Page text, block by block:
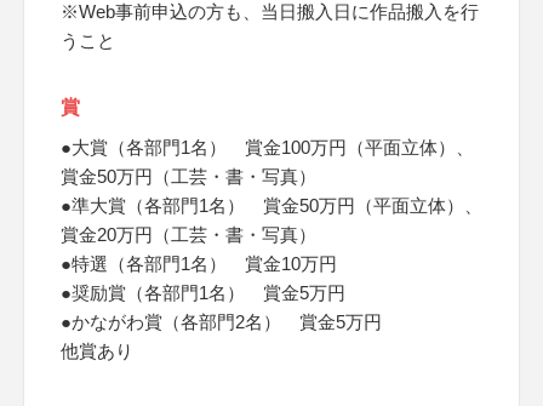
※Web事前申込の方も、当日搬入日に作品搬入を行
うこと
賞
●大賞（各部門1名） 賞金100万円（平面立体）、
賞金50万円（工芸・書・写真）
●準大賞（各部門1名） 賞金50万円（平面立体）、
賞金20万円（工芸・書・写真）
●特選（各部門1名） 賞金10万円
●奨励賞（各部門1名） 賞金5万円
●かながわ賞（各部門2名） 賞金5万円
他賞あり